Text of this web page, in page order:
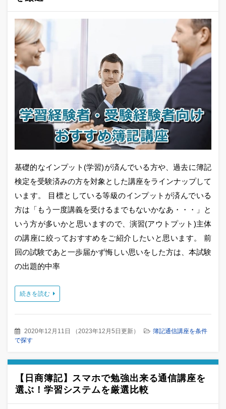
基礎的なインプット(学習)が済んでいる方や、過去に簿記
検定を受験済みの方を対象とした講座をラインナップして
います。 目標としている等級のインプットが済んでいる
方は「もう一度講義を受けるまでもないかなあ・・・」と
いう方が多いかと思いますので、演習(アウトプット)主体
の講座に絞っておすすめをご紹介したいと思います。 前
回の試験であと一歩届かず悔しい思いをした方は、本試験
の出題的中率
続きを読む
2020年12月11日 （ 2023年12月5日更新）
簿記通信講座を条件
で探す
【日商簿記】スマホで勉強出来る通信講座を
選ぶ！学習システムを厳選比較